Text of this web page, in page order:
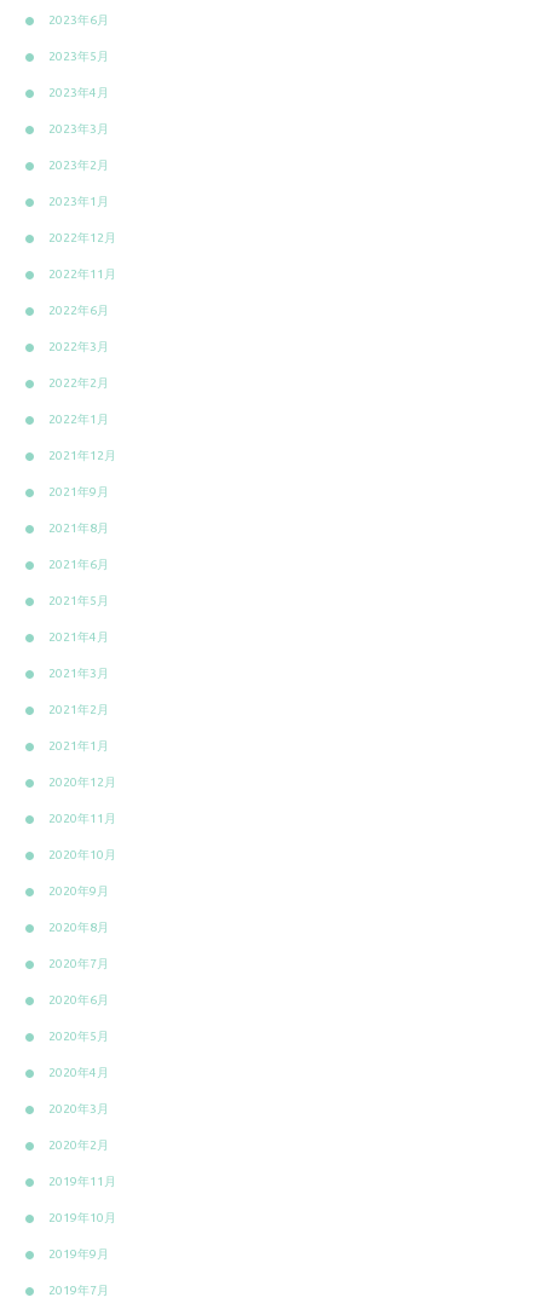
2023年6月
2023年5月
2023年4月
2023年3月
2023年2月
2023年1月
2022年12月
2022年11月
2022年6月
2022年3月
2022年2月
2022年1月
2021年12月
2021年9月
2021年8月
2021年6月
2021年5月
2021年4月
2021年3月
2021年2月
2021年1月
2020年12月
2020年11月
2020年10月
2020年9月
2020年8月
2020年7月
2020年6月
2020年5月
2020年4月
2020年3月
2020年2月
2019年11月
2019年10月
2019年9月
2019年7月